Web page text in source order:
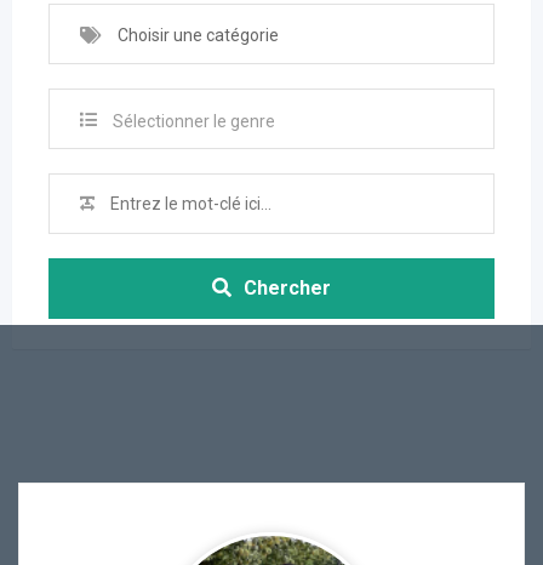
Choisir une catégorie
Sélectionner le genre
Chercher